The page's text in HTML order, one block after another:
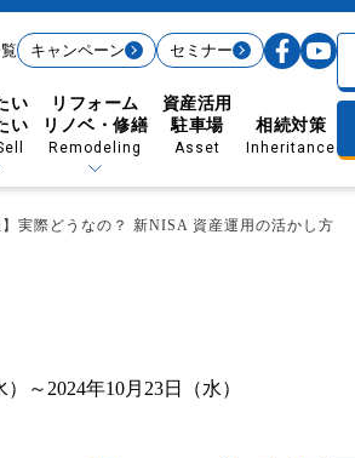
キャンペーン セミナー
法人紹介に強い
賃貸経営サポート
い
い
買いたい（購入）
リフォーム
リノベ・修繕
Remodeling
大規模修繕
資産活用
駐車場
Asset
相続対策
Inheritance
】実際どうなの？ 新NISA 資産運用の活かし方
～2024年10月23日（水）